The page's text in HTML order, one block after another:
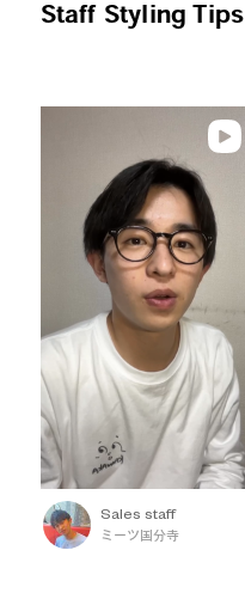
Staff Styling Tips
Sales staff
ミーツ国分寺